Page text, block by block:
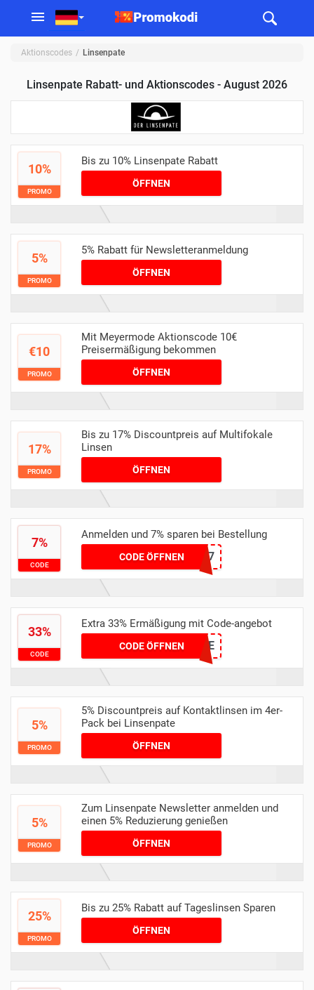
Aktionscodes Linsenpate
Linsenpate Rabatt- und Aktionscodes - August 2026
10%
PROMO
Bis zu 10% Linsenpate Rabatt
ÖFFNEN
5%
PROMO
5% Rabatt für Newsletteranmeldung
ÖFFNEN
€10
PROMO
Mit Meyermode Aktionscode 10€
Preisermäßigung bekommen
ÖFFNEN
17%
PROMO
Bis zu 17% Discountpreis auf Multifokale
Linsen
ÖFFNEN
7%
CODE
Anmelden und 7% sparen bei Bestellung
CODE ÖFFNEN
NEWSLETTER7
33%
CODE
Extra 33% Ermäßigung mit Code-angebot
CODE ÖFFNENMYSALE
5%
PROMO
5% Discountpreis auf Kontaktlinsen im 4er-
Pack bei Linsenpate
ÖFFNEN
5%
PROMO
Zum Linsenpate Newsletter anmelden und
einen 5% Reduzierung genießen
ÖFFNEN
25%
PROMO
Bis zu 25% Rabatt auf Tageslinsen Sparen
ÖFFNEN